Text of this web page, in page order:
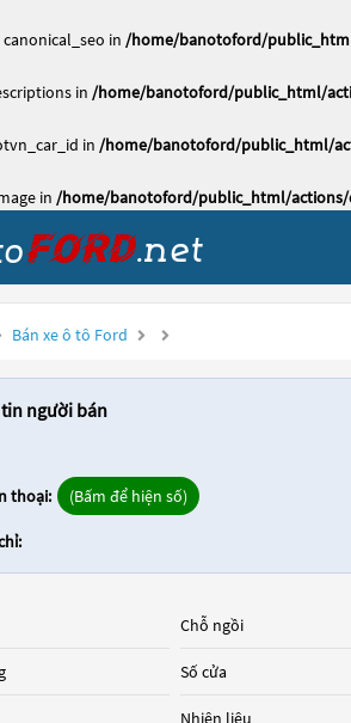
in /home/banotoford/
in /home/banotoford/public_html/
in /home/banotoford/public_html/
in /home/banotoford/public_html/actions/
Bán xe ô tô Ford
người bán
thoại: (Bấm để hiện số)
Chỗ ngồi
Số cửa
Nhiên liệu